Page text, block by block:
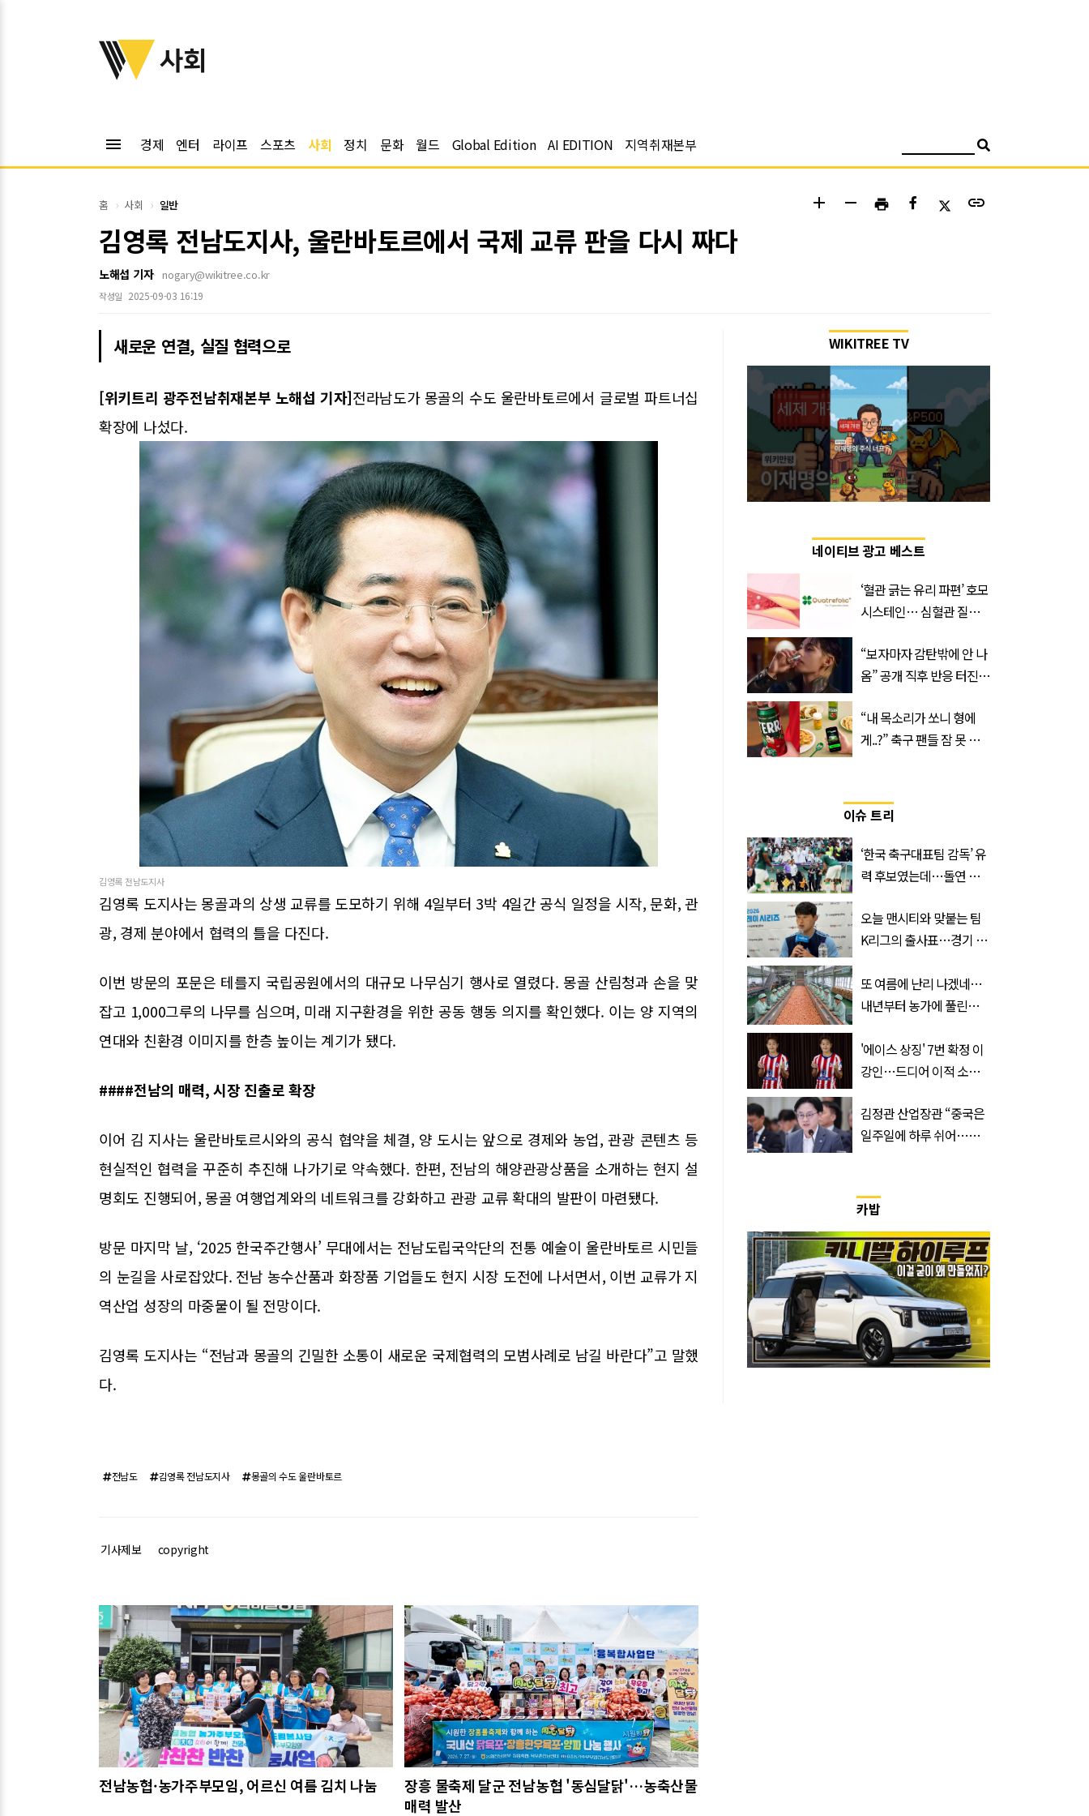
위키트리
사회
menu 경제 엔터 라이프 스포츠 사회 정치 문화 월드 Global Edition AI EDITION 지역취재본부
홈 사회 일반 add remove print link
김영록 전남도지사, 울란바토르에서 국제 교류 판을 다시 짜다
노해섭 기자 nogary@wikitree.co.kr
작성일 2025-09-03 16:19
새로운 연결, 실질 협력으로
[위키트리 광주전남취재본부 노해섭 기자]전라남도가 몽골의 수도 울란바토르에서 글로벌 파트너십
확장에 나섰다.
김영록 전남도지사
김영록 도지사는 몽골과의 상생 교류를 도모하기 위해 4일부터 3박 4일간 공식 일정을 시작, 문화, 관
광, 경제 분야에서 협력의 틀을 다진다.
이번 방문의 포문은 테를지 국립공원에서의 대규모 나무심기 행사로 열렸다. 몽골 산림청과 손을 맞
잡고 1,000그루의 나무를 심으며, 미래 지구환경을 위한 공동 행동 의지를 확인했다. 이는 양 지역의
연대와 친환경 이미지를 한층 높이는 계기가 됐다.
####전남의 매력, 시장 진출로 확장
이어 김 지사는 울란바토르시와의 공식 협약을 체결, 양 도시는 앞으로 경제와 농업, 관광 콘텐츠 등
현실적인 협력을 꾸준히 추진해 나가기로 약속했다. 한편, 전남의 해양관광상품을 소개하는 현지 설
명회도 진행되어, 몽골 여행업계와의 네트워크를 강화하고 관광 교류 확대의 발판이 마련됐다.
방문 마지막 날, ‘2025 한국주간행사’ 무대에서는 전남도립국악단의 전통 예술이 울란바토르 시민들
의 눈길을 사로잡았다. 전남 농수산품과 화장품 기업들도 현지 시장 도전에 나서면서, 이번 교류가 지
역산업 성장의 마중물이 될 전망이다.
김영록 도지사는 “전남과 몽골의 긴밀한 소통이 새로운 국제협력의 모범사례로 남길 바란다”고 말했
다.
전남도 김영록 전남도지사 몽골의 수도 울란바토르
기사제보 copyright
관련기사
전남농협·농가주부모임, 어르신 여름 김치 나눔
장흥 물축제 달군 전남농협 '동심달닭'…농축산물
매력 발산
WIKITREE TV
네이티브 광고 베스트
‘혈관 긁는 유리 파편’ 호모
시스테인… 심혈관 질환
“보자마자 감탄밖에 안 나
옴” 공개 직후 반응 터진
“내 목소리가 쏘니 형에
게..?” 축구 팬들 잠 못 들
이슈 트리
‘한국 축구대표팀 감독’ 유
력 후보였는데…돌연 코
‘거장’
오늘 맨시티와 맞붙는 팀
K리그의 출사표…경기 시
또 여름에 난리 나겠네…
내년부터 농가에 풀린다는
'에이스 상징' 7번 확정 이
강인…드디어 이적 소감
김정관 산업장관 “중국은
일주일에 하루 쉬어…주
카밥